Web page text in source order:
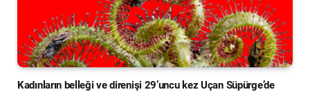
Kadınların belleği ve direnişi 29’uncu kez Uçan Süpürge’de